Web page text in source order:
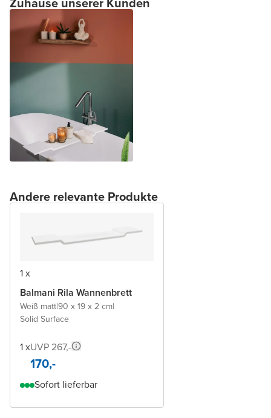
Andere relevante Produkte
1 x
Balmani Rila Wannenbrett
Weiß matt|90 x 19 x 2 cm|
Solid Surface
1 xUVP 267,-
170,-
Sofort lieferbar